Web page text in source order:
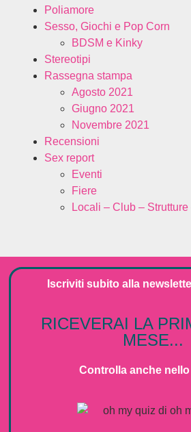
Poliamore
Sesso, Giochi e Pop Corn
BDSM e Kinky
Stereotipi
Rassegna stampa
Agosto 2021
Giugno 2021
Novembre 2021
Recensioni
Sex report
Eventi
Fiere
Locali – Club –
Iscriviti subito alla
RICEVERAI LA
MESE...
Controlla anche nello